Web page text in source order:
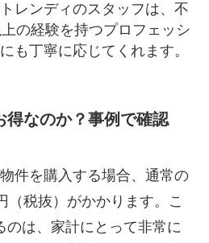
レンディのスタッフは、不
の経験を持つプロフェッシ
も丁寧に応じてくれます。
得なのか？事例で確認
件を購入する場合、通常の
（税抜）がかかります。こ
のは、家計にとって非常に